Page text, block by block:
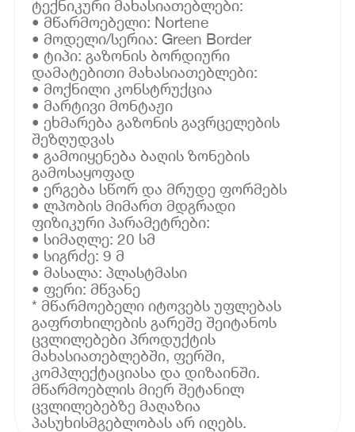
ტექნიკური მახასიათებლები:
• მწარმოებელი: Nortene
• მოდელი/სერია: Green Border
• ტიპი: გაზონის ბორდიური
დამატებითი მახასიათებლები:
• მოქნილი კონსტრუქცია
• მარტივი მონტაჟი
• ეხმარება გაზონის გავრცელების
შეზღუდვას
• გამოიყენება ბაღის ზონების
გამოსაყოფად
• ერგება სწორ და მრუდე ფორმებს
• ლპობის მიმართ მდგრადი
ფიზიკური პარამეტრები:
• სიმაღლე: 20 სმ
• სიგრძე: 9 მ
• მასალა: პლასტმასი
• ფერი: მწვანე
* მწარმოებელი იტოვებს უფლებას
გაფრთხილების გარეშე შეიტანოს
ცვლილებები პროდუქტის
მახასიათებლებში, ფერში,
კომპლექტაციასა და დიზაინში.
მწარმოებლის მიერ შეტანილ
ცვლილებებზე მაღაზია
პასუხისმგებლობას არ იღებს.